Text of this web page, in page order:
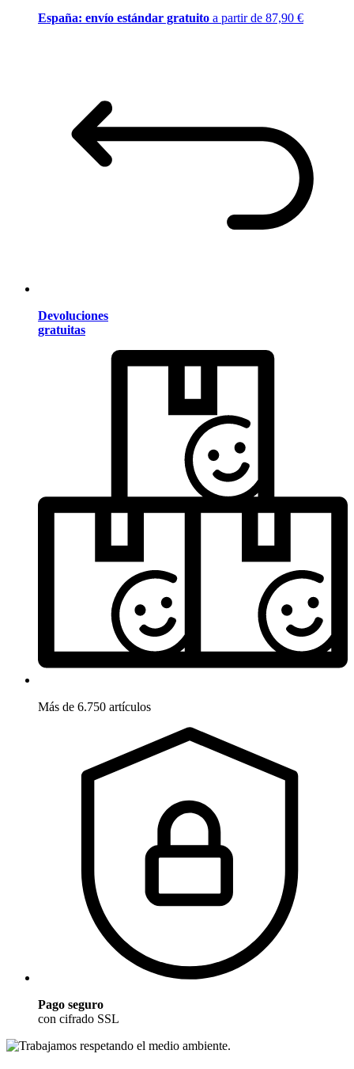
España: envío estándar gratuito a partir de 87,90 €
Devoluciones
gratuitas
Más de 6.750 artículos
Pago seguro
con cifrado SSL